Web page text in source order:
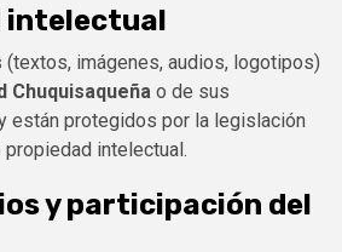
intelectual
imágenes, audios, logotipos)
Chuquisaqueña o de sus
están protegidos por la legislación
intelectual.
y participación del